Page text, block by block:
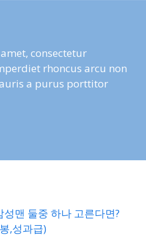
consectetur
rhoncus arcu non
a purus porttitor
성맨 둘중 하나 고른다면?
,성과급)